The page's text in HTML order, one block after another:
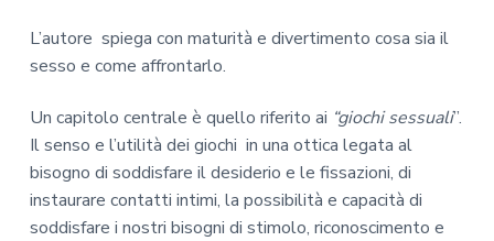
L’autore spiega con maturità e divertimento cosa sia il
sesso e come affrontarlo.
Un capitolo centrale è quello riferito ai “giochi sessuali”.
Il senso e l’utilità dei giochi in una ottica legata al
bisogno di soddisfare il desiderio e le fissazioni, di
instaurare contatti intimi, la possibilità e capacità di
soddisfare i nostri bisogni di stimolo, riconoscimento e